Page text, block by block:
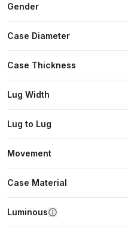
Gender
Case Diameter
Case Thickness
Lug Width
Lug to Lug
Movement
Case Material
Luminous